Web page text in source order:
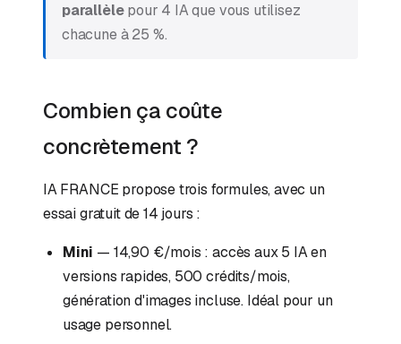
parallèlepour 4 IA que vous utilisez
chacune à 25 %.
Combien ça coûte
concrètement ?
IA FRANCE propose trois formules, avec un
essai gratuit de 14 jours :
Mini — 14,90 €/mois : accès aux 5 IA en
versions rapides, 500 crédits/mois,
génération d'images incluse. Idéal pour un
usage personnel.